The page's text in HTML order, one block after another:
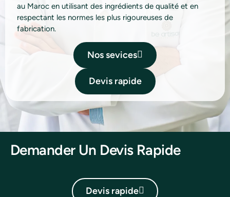
au Maroc en utilisant des ingrédients de qualité et en
respectant les normes les plus rigoureuses de
fabrication.
Nos sevices
Devis rapide
Demander Un Devis Rapide
Devis rapide